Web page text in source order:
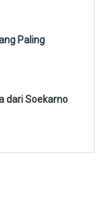
Paling
dari Soekarno